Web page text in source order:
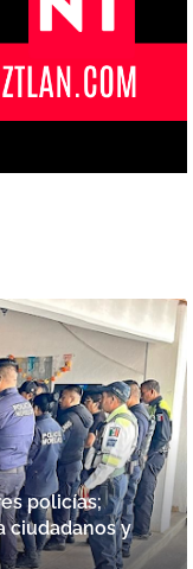
policías;
ciudadanos y